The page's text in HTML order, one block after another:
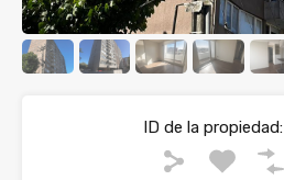
ID de la propiedad: